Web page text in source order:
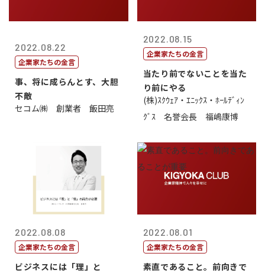
2022.08.22
企業家たちの金言
事、将に成らんとす、大胆
不敵
セコム㈱ 創業者 飯田亮
2022.08.15
企業家たちの金言
当たり前でないことを当た
り前にやる
(株)ｽｸｳｪｱ・ｴﾆｯｸｽ・ﾎｰﾙﾃﾞｨﾝ
ｸﾞｽ 名誉会長 福嶋康博
2022.08.08
企業家たちの金言
ビジネスには「理」と
2022.08.01
企業家たちの金言
素直であること。前向きで